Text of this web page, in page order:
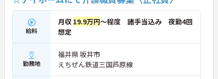
給料
月収 19.9万円～程度 諸手当込み 夜勤4回
想定
勤務地
福井県 坂井市
えちぜん鉄道三国芦原線